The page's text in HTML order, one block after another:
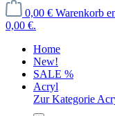
0,00 € Warenkorb
0,00 €.
Home
New!
SALE %
Acryl
Zur Kategorie